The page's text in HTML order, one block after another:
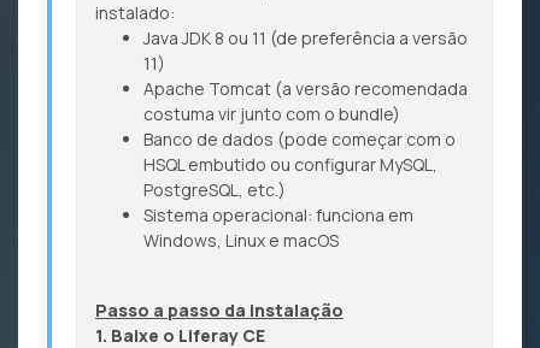
instalado:
Java JDK 8 ou 11 (de preferência a versão
11)
Apache Tomcat (a versão recomendada
costuma vir junto com o bundle)
Banco de dados (pode começar com o
HSQL embutido ou configurar MySQL,
PostgreSQL, etc.)
Sistema operacional: funciona em
Windows, Linux e macOS
Passo a passo da instalação
1. Baixe o Liferay CE